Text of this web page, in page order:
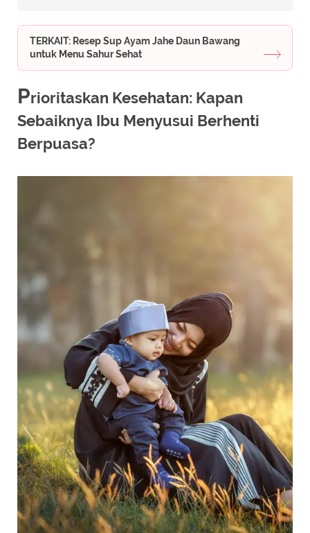
TERKAIT: Resep Sup Ayam Jahe Daun Bawang
untuk Menu Sahur Sehat
Prioritaskan Kesehatan: Kapan
Sebaiknya Ibu Menyusui Berhenti
Berpuasa?